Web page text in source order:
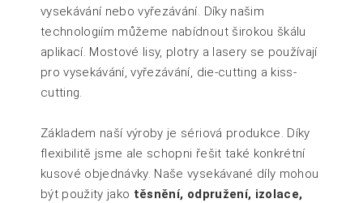
vysekávání nebo vyřezávání. Díky našim
technologiím můžeme nabídnout širokou škálu
aplikací. Mostové lisy, plotry a lasery se používají
pro vysekávání, vyřezávání, die-cutting a kiss-
cutting.
Základem naší výroby je sériová produkce. Díky
flexibilitě jsme ale schopni řešit také konkrétní
kusové objednávky. Naše vysekávané díly mohou
být použity jako těsnění, odpružení, izolace,